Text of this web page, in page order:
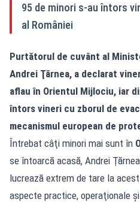
95 de minori s-au întors
al României
Purtătorul de cuvânt al
Andrei Ţărnea, a declarat
aflau în Orientul Mijlociu, iar
întors vineri cu zborul de
mecanismul european de
Întrebat câţi minori mai sunt în
se întoarcă acasă, Andrei
lucrează extrem de tare la
aspecte practice, operaţionale